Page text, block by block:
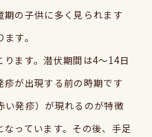
期の子供に多く見られます
す。
ます。潜伏期間は4～14日
が出現する前の時期です
い発疹）が現れるのが特徴
っています。その後、手足